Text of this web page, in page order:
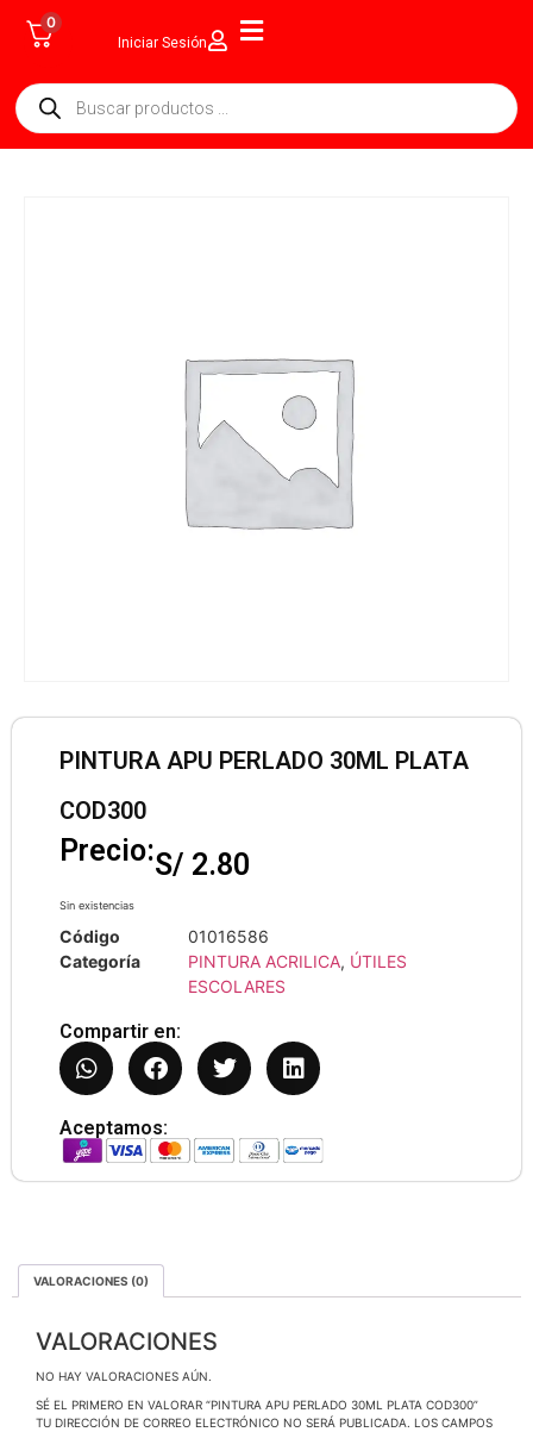
0
Iniciar Sesión
PINTURA APU PERLADO 30ML PLATA
COD300
Precio:S/ 2.80
Sin existencias
Código
01016586
Categoría
PINTURA ACRILICA, ÚTILES
ESCOLARES
Compartir en:
Aceptamos:
VALORACIONES (0)
VALORACIONES
NO HAY VALORACIONES AÚN.
SÉ EL PRIMERO EN VALORAR “PINTURA APU PERLADO 30ML PLATA COD300”
TU DIRECCIÓN DE CORREO ELECTRÓNICO NO SERÁ PUBLICADA.
LOS CAMPOS